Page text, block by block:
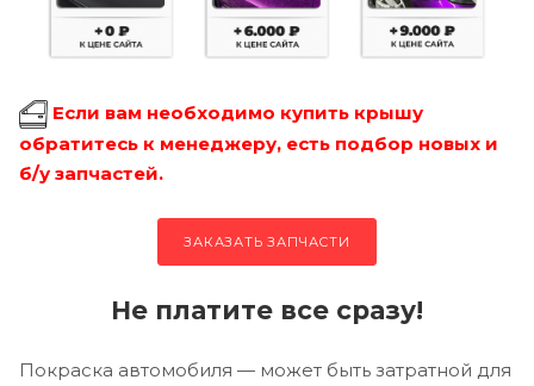
Если вам необходимо купить крышу
обратитесь к менеджеру, есть подбор новых и
б/у запчастей.
ЗАКАЗАТЬ ЗАПЧАСТИ
Не платите все сразу!
Покраска автомобиля — может быть затратной для